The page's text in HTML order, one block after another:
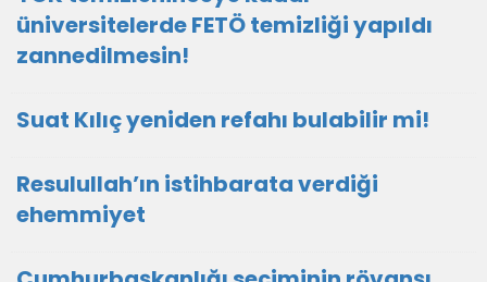
üniversitelerde FETÖ temizliği yapıldı
zannedilmesin!
Suat Kılıç yeniden refahı bulabilir mi!
Resulullah’ın istihbarata verdiği
ehemmiyet